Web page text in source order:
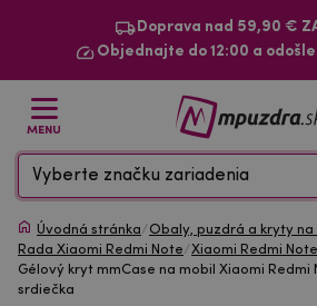
Doprava nad 59,90 €
Objednajte do 12:00 a
MENU
Vyberte značku zariadenia
Úvodná stránka/Obaly, puzdrá a kryty na
Rada Xiaomi Redmi Note/Xiaomi Redmi
Gélový kryt mmCase na mobil Xiaomi
srdiečka